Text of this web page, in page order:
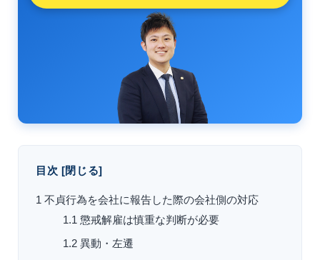
目次 [閉じる]
1 不貞行為を会社に報告した際の会社側の対応
1.1 懲戒解雇は慎重な判断が必要
1.2 異動・左遷